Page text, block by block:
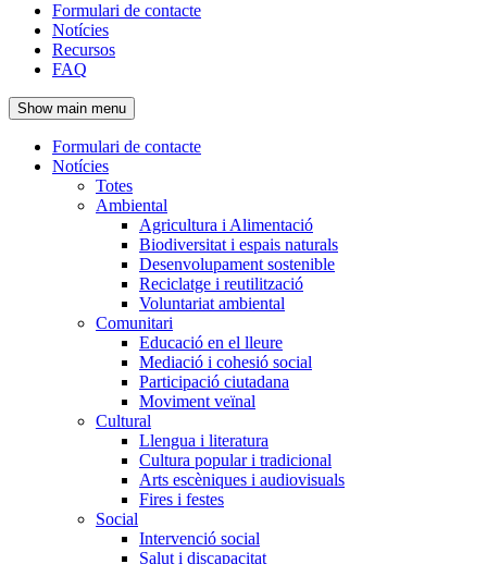
Navegació
principal
de
l'encapçalament
Formulari de contacte
Notícies
Recursos
FAQ
Show main menu
Navegació
principal
Formulari de contacte
Notícies
Totes
Ambiental
Agricultura i Alimentació
Biodiversitat i espais naturals
Desenvolupament sostenible
Reciclatge i reutilització
Voluntariat ambiental
Comunitari
Educació en el lleure
Mediació i cohesió social
Participació ciutadana
Moviment veïnal
Cultural
Llengua i literatura
Cultura popular i tradicional
Arts escèniques i audiovisuals
Fires i festes
Social
Intervenció social
Salut i discapacitat